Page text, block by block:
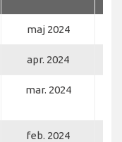
maj 2024
apr. 2024
mar. 2024
feb. 2024